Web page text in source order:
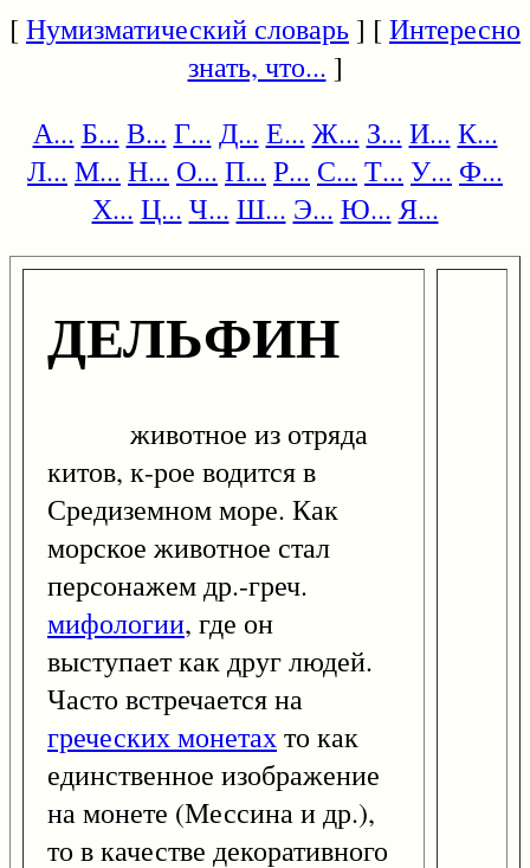
[Нумизматический словарь] [Интересно
знать, что... ]
А... Б... В... Г... Д... Е... Ж... З... И... К...
Л... М... Н... О... П... Р... С... Т... У... Ф...
Х... Ц... Ч... Ш... Э... Ю... Я...
ДЕЛЬФИН
животное из отряда
китов, к-рое водится в
Средиземном море. Как
морское животное стал
персонажем др.-греч.
мифологии, где он
выступает как друг людей.
Часто встречается на
греческих монетахто как
единственное изображение
на монете (Мессина и др.),
то в качестве декоративного